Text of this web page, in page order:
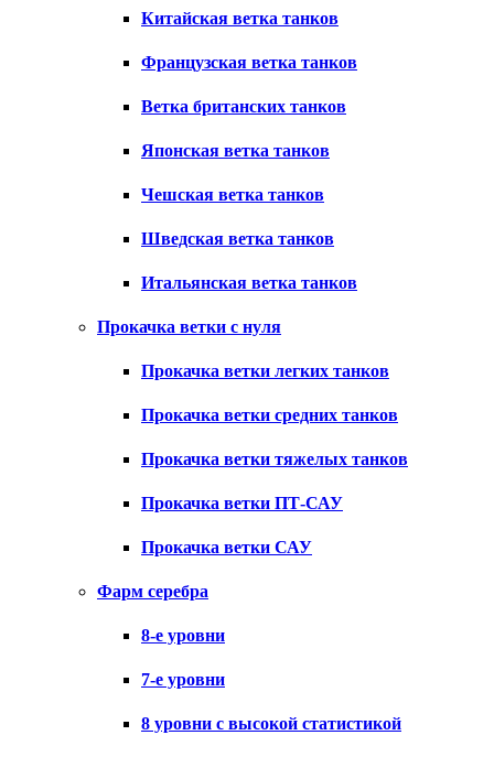
Китайская ветка танков
Французская ветка танков
Ветка британских танков
Японская ветка танков
Чешская ветка танков
Шведская ветка танков
Итальянская ветка танков
Прокачка ветки с нуля
Прокачка ветки легких танков
Прокачка ветки средних танков
Прокачка ветки тяжелых танков
Прокачка ветки ПТ-САУ
Прокачка ветки САУ
Фарм серебра
8-е уровни
7-е уровни
8 уровни с высокой статистикой